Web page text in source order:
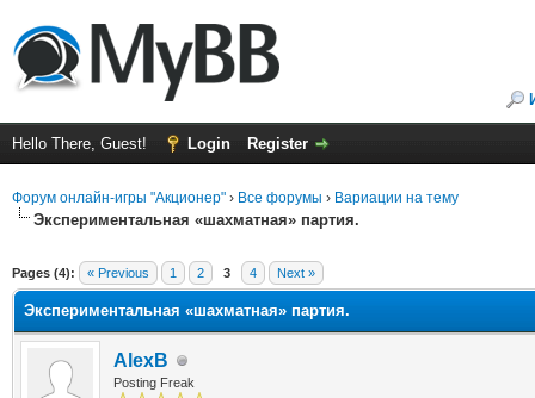
Hello There, Guest! Login Register
Форум онлайн-игры "Акционер" › Все форумы › Вариации на тему
Экспериментальная «шахматная» партия.
Pages (4): « Previous 1 2 3 4 Next »
Экспериментальная «шахматная» партия.
AlexB
Posting Freak